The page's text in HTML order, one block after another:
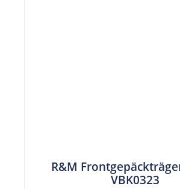
R&M
VBK0323